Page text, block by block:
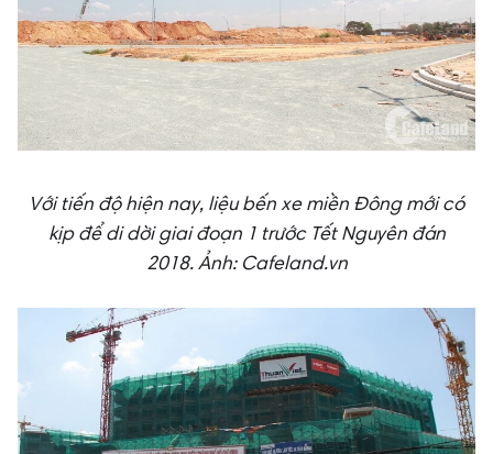
Với tiến độ hiện nay, liệu bến xe miền Đông mới có
kịp để di dời giai đoạn 1 trước Tết Nguyên đán
2018.Ảnh: Cafeland.vn